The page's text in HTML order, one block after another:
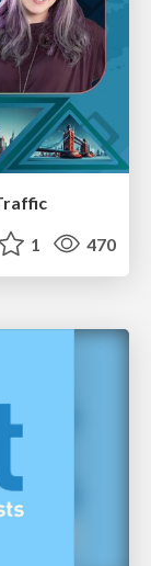
1 470